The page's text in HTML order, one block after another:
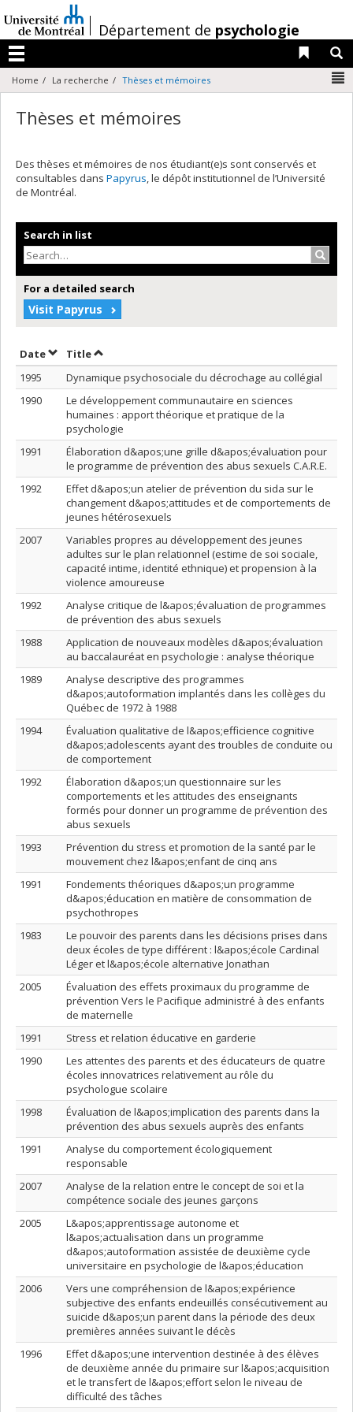
au
contenu
/Département de psychologie
Menu
Liens
Home La recherche Thèses et mémoires
Thèses et mémoires
Des thèses et mémoires de nos étudiant(e)s sont conservés et
consultables dans Papyrus, le dépôt institutionnel de l’Université
de Montréal.
Search in list
For a detailed search
Visit Papyrus
DateSort by date in ascending order
TitleSort by title in ascending order
1995
Dynamique psychosociale du décrochage au collégial
1990
Le développement communautaire en sciences
humaines : apport théorique et pratique de la
psychologie
1991
Élaboration d&apos;une grille d&apos;évaluation pour
le programme de prévention des abus sexuels C.A.R.E.
1992
Effet d&apos;un atelier de prévention du sida sur le
changement d&apos;attitudes et de comportements de
jeunes hétérosexuels
2007
Variables propres au développement des jeunes
adultes sur le plan relationnel (estime de soi sociale,
capacité intime, identité ethnique) et propension à la
violence amoureuse
1992
Analyse critique de l&apos;évaluation de programmes
de prévention des abus sexuels
1988
Application de nouveaux modèles d&apos;évaluation
au baccalauréat en psychologie : analyse théorique
1989
Analyse descriptive des programmes
d&apos;autoformation implantés dans les collèges du
Québec de 1972 à 1988
1994
Évaluation qualitative de l&apos;efficience cognitive
d&apos;adolescents ayant des troubles de conduite ou
de comportement
1992
Élaboration d&apos;un questionnaire sur les
comportements et les attitudes des enseignants
formés pour donner un programme de prévention des
abus sexuels
1993
Prévention du stress et promotion de la santé par le
mouvement chez l&apos;enfant de cinq ans
1991
Fondements théoriques d&apos;un programme
d&apos;éducation en matière de consommation de
psychothropes
1983
Le pouvoir des parents dans les décisions prises dans
deux écoles de type différent : l&apos;école Cardinal
Léger et l&apos;école alternative Jonathan
2005
Évaluation des effets proximaux du programme de
prévention Vers le Pacifique administré à des enfants
de maternelle
1991
Stress et relation éducative en garderie
1990
Les attentes des parents et des éducateurs de quatre
écoles innovatrices relativement au rôle du
psychologue scolaire
1998
Évaluation de l&apos;implication des parents dans la
prévention des abus sexuels auprès des enfants
1991
Analyse du comportement écologiquement
responsable
2007
Analyse de la relation entre le concept de soi et la
compétence sociale des jeunes garçons
2005
L&apos;apprentissage autonome et
l&apos;actualisation dans un programme
d&apos;autoformation assistée de deuxième cycle
universitaire en psychologie de l&apos;éducation
2006
Vers une compréhension de l&apos;expérience
subjective des enfants endeuillés consécutivement au
suicide d&apos;un parent dans la période des deux
premières années suivant le décès
1996
Effet d&apos;une intervention destinée à des élèves
de deuxième année du primaire sur l&apos;acquisition
et le transfert de l&apos;effort selon le niveau de
difficulté des tâches